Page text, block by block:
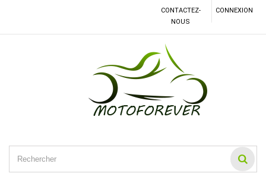
CONNEXION
CONTACTEZ-
NOUS